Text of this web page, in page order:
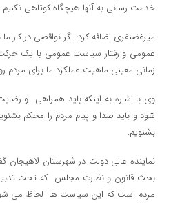
خدمت رسانی به آنها هیچگاه کوتاهی نکنیم.
میرغضنفری اضافه کرد: اگر نواقصی در کار
عمومی و رفتار سیاست عمومی با یک حرکت
زمانی معینی ماهیت عملکرد ما برای
وی با اشاره به اینکه باید همراهی و
شود و باید صدا و پیام مردم را محکم
بشنویم.
نماینده عالی دولت در شهرستان
بحث قانون و نظارت مجلس که تحت
مردم است که این سیاست ها لحاظ می شود